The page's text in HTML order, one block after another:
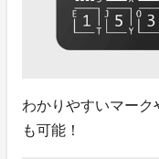
わかりやすいマー
も可能！